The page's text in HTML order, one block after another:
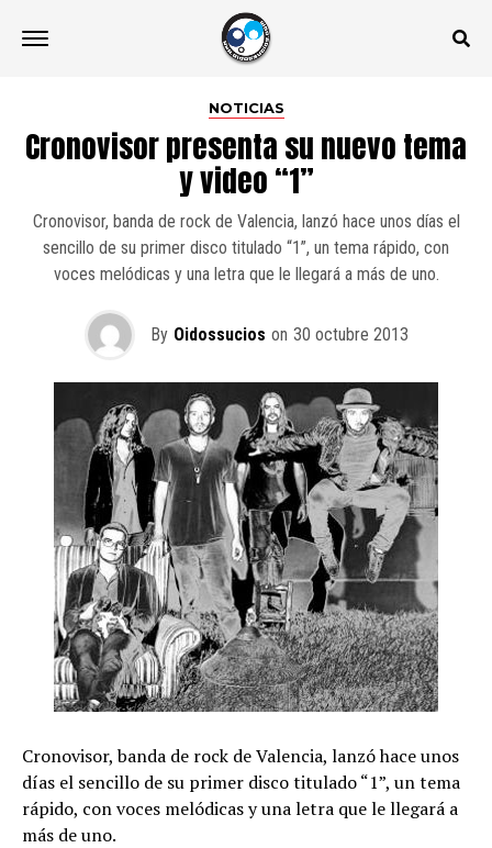
NOTICIAS
Cronovisor presenta su nuevo tema
y video “1”
Cronovisor, banda de rock de Valencia, lanzó hace unos días el
sencillo de su primer disco titulado “1”, un tema rápido, con
voces melódicas y una letra que le llegará a más de uno.
By Oidossucios on 30 octubre 2013
Cronovisor, banda de rock de Valencia, lanzó hace unos
días el sencillo de su primer disco titulado “1”, un tema
rápido, con voces melódicas y una letra que le llegará a
más de uno.